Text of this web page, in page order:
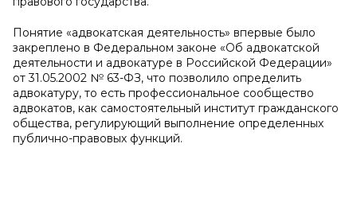
Понятие «адвокатская деятельность» впервые было
закреплено в Федеральном законе «Об адвокатской
деятельности и адвокатуре в Российской Федерации»
от 31.05.2002 № 63-ФЗ, что позволило определить
адвокатуру, то есть профессиональное сообщество
адвокатов, как самостоятельный институт гражданского
общества, регулирующий выполнение определенных
публично-правовых функций.